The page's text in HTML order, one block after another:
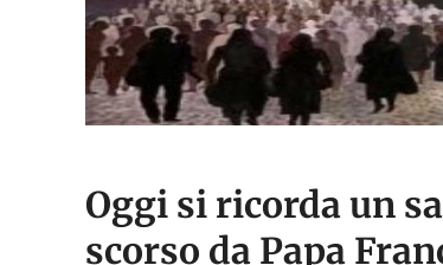
Oggi si ricorda un
scorso da Papa